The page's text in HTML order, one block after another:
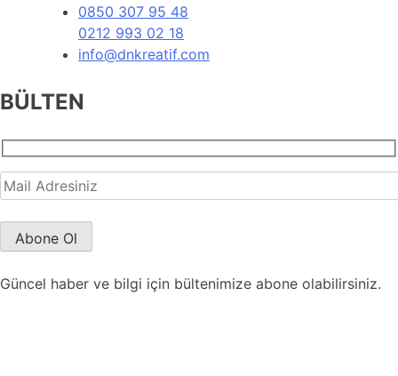
0850 307 95 48
0212 993 02 18
info@dnkreatif.com
BÜLTEN
Güncel haber ve bilgi için bültenimize abone olabilirsiniz.